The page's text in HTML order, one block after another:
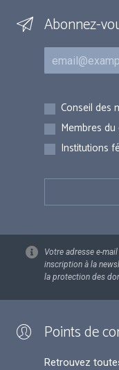
Abonnez-
Courriel
Inscriptions
Conseil des
Membres
Institutions
Votre adresse e-
inscription à la
la protection des
Points de
Retrouvez